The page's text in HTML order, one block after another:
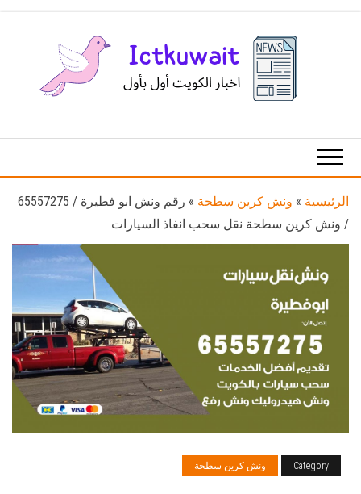
الكويت
الرئيسية » ونش كرين سطحة »
رقم ونش ابو فطيرة / 65557275
/ ونش كرين سطحة نقل سحب انفاذ السيارات
Category ونش كرين سطحة